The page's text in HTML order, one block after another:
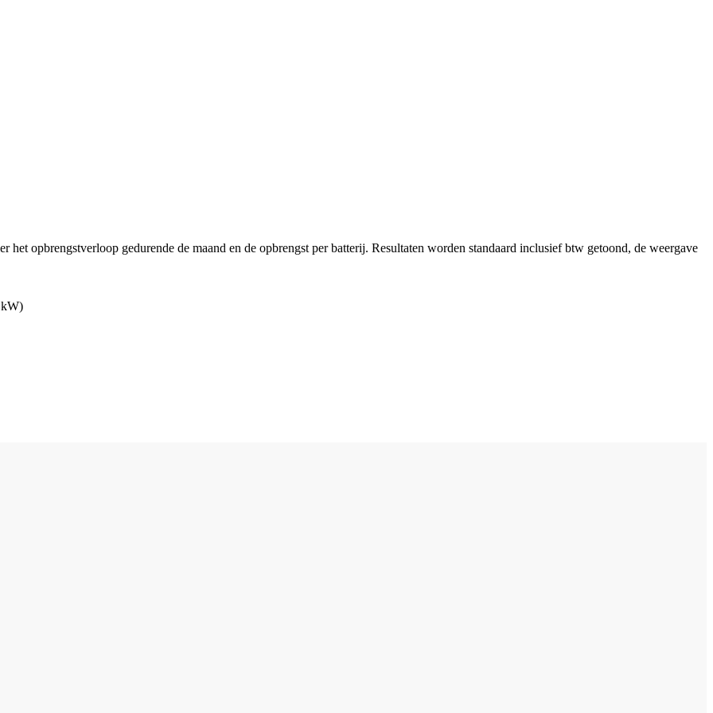
opbrengstverloop gedurende de maand en de opbrengst per batterij. Resultaten worden standaard inclusief btw getoond, de weergave